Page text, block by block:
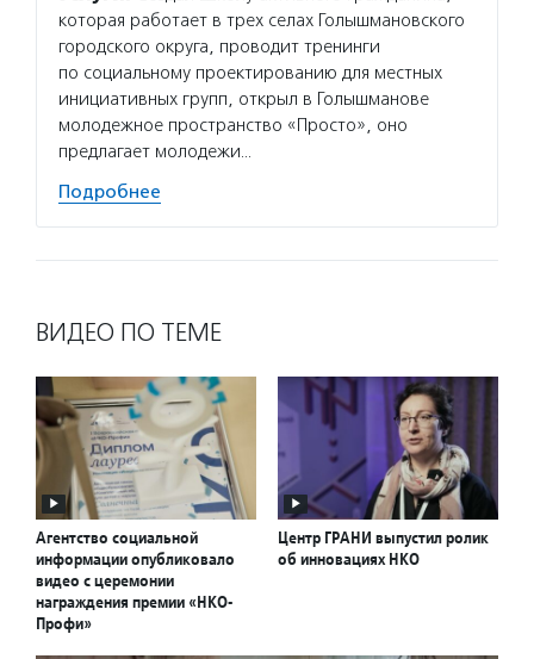
которая работает в трех селах Голышмановского
городского округа, проводит тренинги
по социальному проектированию для местных
инициативных групп, открыл в Голышманове
молодежное пространство «Просто», оно
предлагает молодежи…
Подробнее
ВИДЕО ПО ТЕМЕ
Агентство социальной
информации опубликовало
видео с церемонии
награждения премии «НКО-
Профи»
Центр ГРАНИ выпустил ролик
об инновациях НКО